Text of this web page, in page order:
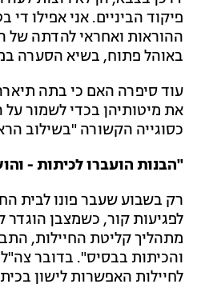
פיקוד הביניים. אני אפילו
ההוראות ואחראי להדתה של
באוהל פתוח, בשיא הסערה
עוד סיפרה האם כי בתה
את מיטותיהן בכדי לשמור
כסוגייה הקשורה "בשילוב
"הבנות הועברו לכיתות -
לפגיעות קור, כשמצבן
מתהליך קליטת החיילות,
והכיתות בבסיס". בדובר צה"ל
לחיילות האפשרות לישון